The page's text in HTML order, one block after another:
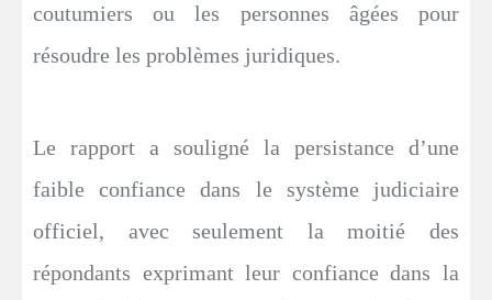
coutumiers ou les personnes âgées pour
résoudre les problèmes juridiques.
Le rapport a souligné la persistance d’une
faible confiance dans le système judiciaire
officiel, avec seulement la moitié des
répondants exprimant leur confiance dans la